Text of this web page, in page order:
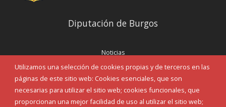
Utilizamos una selección de cookies propias y de terceros en las
páginas de este sitio web: Cookies esenciales, que son
necesarias para utilizar el sitio web; cookies funcionales, que
proporcionan una mejor facilidad de uso al utilizar el sitio web;
Diputación de Burgos
Noticias
Eventos
Corporación Municipal
Teléfonos de interés